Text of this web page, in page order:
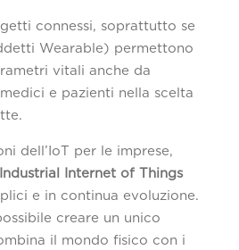
connessi, soprattutto se
Wearable) permettono
vitali anche da
e pazienti nella scelta
dell’IoT per le imprese,
Industrial Internet of Things
e in continua evoluzione.
creare un unico
il mondo fisico con i